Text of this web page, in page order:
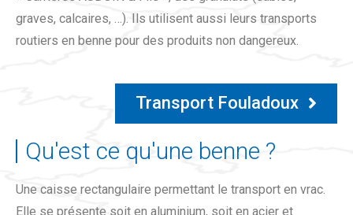
graves, calcaires, …). Ils utilisent aussi leurs transports
routiers en benne pour des produits non dangereux.
Transport Fouladoux
Qu'est ce qu'une benne ?
Une caisse rectangulaire permettant le transport en vrac.
Elle se présente soit en aluminium, soit en acier et